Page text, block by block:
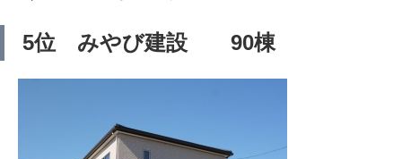
5位 みやび建設 90棟